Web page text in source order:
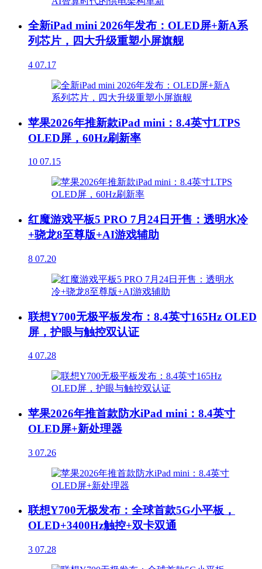
全新iPad mini 2026年发布：OLED屏+新A系
列芯片，四大升级重塑小屏旗舰
4 07.17
苹果2026年推新款iPad mini：8.4英寸LTPS
OLED屏，60Hz刷新率
10 07.15
红魔游戏平板5 PRO 7月24日开售：透明水冷
+骁龙8至尊版+AI游戏辅助
8 07.20
联想Y700无极平板发布：8.4英寸165Hz OLED
屏，护眼与触控双认证
4 07.28
苹果2026年推首款防水iPad mini：8.4英寸
OLED屏+新处理器
3 07.26
联想Y700无极发布：全球首款5G小平板，
OLED+3400Hz触控+双卡双通
3 07.28